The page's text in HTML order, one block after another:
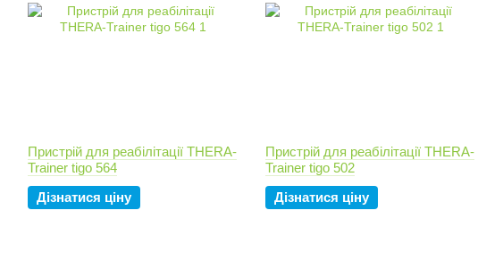
Пристрій для реабілітації THERA-
Trainer tigo 564
Дізнатися ціну
Пристрій для реабілітації THERA-
Trainer tigo 502
Дізнатися ціну